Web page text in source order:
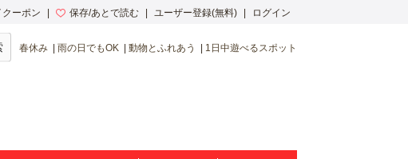
クーポン 保存/あとで読む ユーザー登録(無料) ログイン
春休み 雨の日でもOK 動物とふれあう 1日中遊べるスポット